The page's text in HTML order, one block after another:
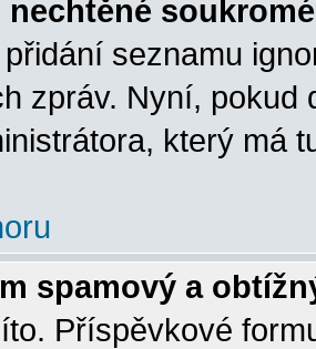
nechtěné
přidání seznamu
zpráv. Nyní, pokud
který má
spamový a
Příspěvkové